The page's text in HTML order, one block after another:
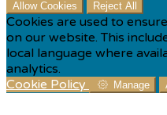
Allow Cookies Reject All
Cookies are used to
on our website. This
local language where
analytics.
Cookie Policy
Manage